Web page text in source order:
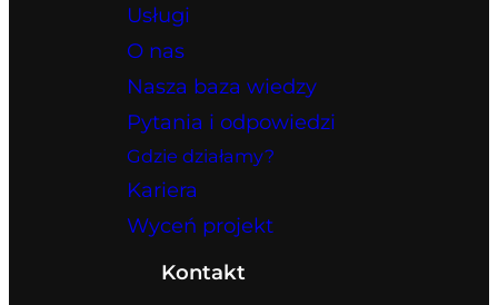
Usługi
O nas
Nasza baza wiedzy
Pytania i odpowiedzi
Gdzie działamy?
Kariera
Wyceń projekt
Kontakt